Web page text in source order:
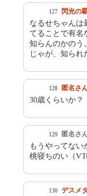
127 閃光の
なるせちゃんは
てることで有名
知らんのかのう
じゃが、知られ
128 匿名さ
30歳くらいか？
129 匿名さ
もうやってな
桃寝ちのい（
130 デスメ